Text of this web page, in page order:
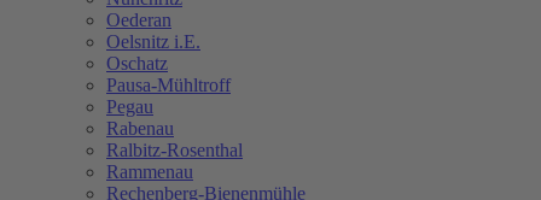
Oederan
Oelsnitz i.E.
Oschatz
Pausa-Mühltroff
Pegau
Rabenau
Ralbitz-Rosenthal
Rammenau
Rechenberg-Bienenmühle